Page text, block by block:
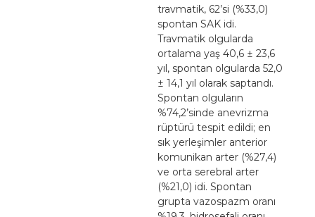
travmatik, 62’si (%33,0)
spontan SAK idi.
Travmatik olgularda
ortalama yaş 40,6 ± 23,6
yıl, spontan olgularda 52,0
± 14,1 yıl olarak saptandı.
Spontan olguların
%74,2’sinde anevrizma
rüptürü tespit edildi; en
sık yerleşimler anterior
komunikan arter (%27,4)
ve orta serebral arter
(%21,0) idi. Spontan
grupta vazospazm oranı